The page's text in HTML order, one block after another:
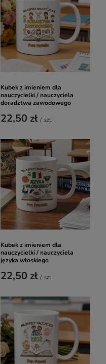
Kubek z imieniem dla
nauczycielki / nauczyciela
doradztwa zawodowego
22,50 zł / szt.
Kubek z imieniem dla
nauczycielki / nauczyciela
języka włoskiego
22,50 zł / szt.